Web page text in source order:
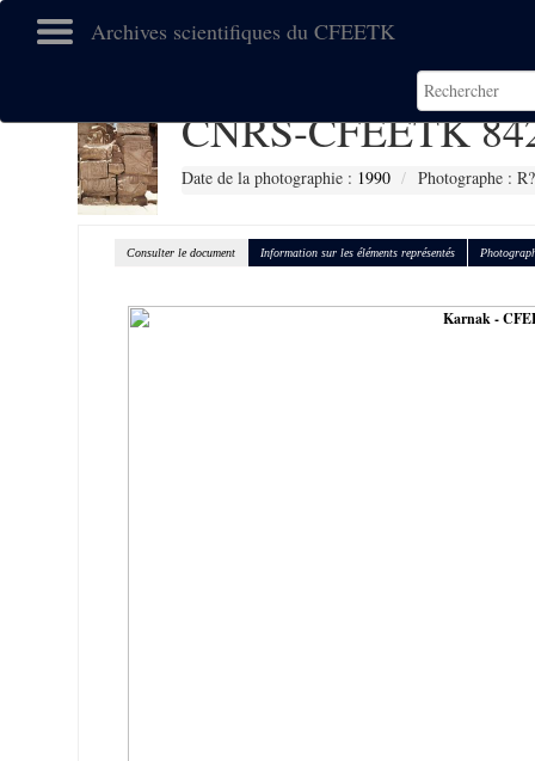
Archives scientifiques du CFEETK
CNRS-CFEETK
Date de la photographie : 1990 Photographe :
Consulter le document Information sur les éléments représentés